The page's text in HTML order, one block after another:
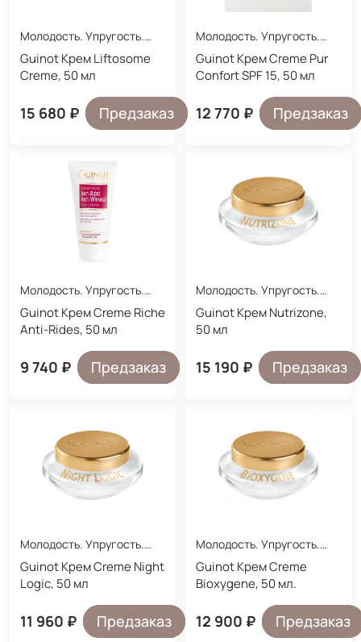
Молодость. Упругость.
Увлажнение.
Guinot Крем Liftosome
Creme, 50 мл
15 680 ₽ Предзаказ
Молодость. Упругость.
Увлажнение.
Guinot Крем Creme Pur
Confort SPF 15, 50 мл
12 770 ₽ Предзаказ
Молодость. Упругость.
Увлажнение.
Guinot Крем Creme Riche
Anti-Rides, 50 мл
9 740 ₽ Предзаказ
Молодость. Упругость.
Увлажнение.
Guinot Крем Nutrizone,
50 мл
15 190 ₽ Предзаказ
Молодость. Упругость.
Увлажнение.
Guinot Крем Creme Night
Logic, 50 мл
11 960 ₽ Предзаказ
Молодость. Упругость.
Увлажнение.
Guinot Крем Creme
Bioxygene, 50 мл.
12 900 ₽ Предзаказ